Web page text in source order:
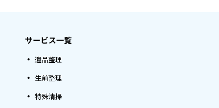
サービス一覧
遺品整理
生前整理
特殊清掃